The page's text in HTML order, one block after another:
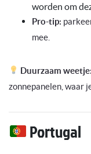
worden om
Pro-tip:
mee.
Duurzaam weetje:
zonnepanelen, waar
Portugal